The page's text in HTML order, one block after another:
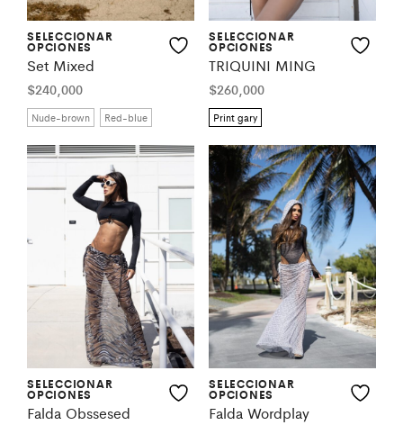
SELECCIONAR
OPCIONES
Set Mixed
$240,000
Nude-brown Red-blue
SELECCIONAR
OPCIONES
TRIQUINI MING
$260,000
Print gary
SELECCIONAR
OPCIONES
Falda Obssesed
SELECCIONAR
OPCIONES
Falda Wordplay